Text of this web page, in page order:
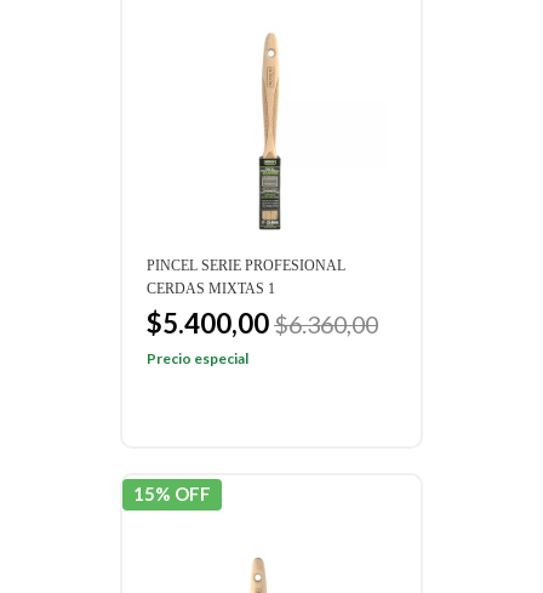
PINCEL SERIE PROFESIONAL
CERDAS MIXTAS 1
$5.400,00$6.360,00
Precio especial
15% OFF